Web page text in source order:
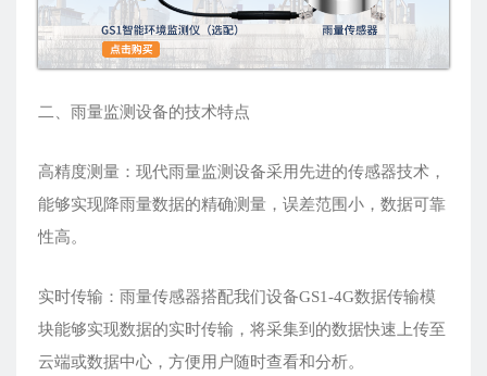
二、雨量监测设备的技术特点
高精度测量：现代雨量监测设备采用先进的传感器技术，
能够实现降雨量数据的精确测量，误差范围小，数据可靠
性高。
实时传输：雨量传感器搭配我们设备GS1-4G数据传输模
块能够实现数据的实时传输，将采集到的数据快速上传至
云端或数据中心，方便用户随时查看和分析。